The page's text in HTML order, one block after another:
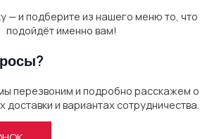
— и подберите из нашего меню то, что
подойдёт именно вам!
перезвоним и подробно расскажем о
доставки и вариантах сотрудничества.